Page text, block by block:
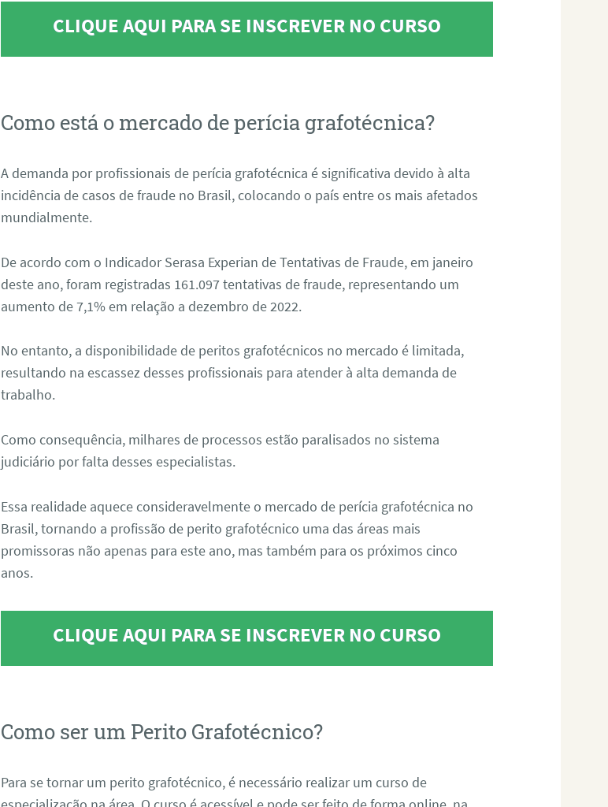
CLIQUE AQUI PARA SE INSCREVER NO CURSO
Como está o mercado de perícia grafotécnica?
A demanda por profissionais de perícia grafotécnica é significativa devido à alta
incidência de casos de fraude no Brasil, colocando o país entre os mais afetados
mundialmente.
De acordo com o Indicador Serasa Experian de Tentativas de Fraude, em janeiro
deste ano, foram registradas 161.097 tentativas de fraude, representando um
aumento de 7,1% em relação a dezembro de 2022.
No entanto, a disponibilidade de peritos grafotécnicos no mercado é limitada,
resultando na escassez desses profissionais para atender à alta demanda de
trabalho.
Como consequência, milhares de processos estão paralisados no sistema
judiciário por falta desses especialistas.
Essa realidade aquece consideravelmente o mercado de perícia grafotécnica no
Brasil, tornando a profissão de perito grafotécnico uma das áreas mais
promissoras não apenas para este ano, mas também para os próximos cinco
anos.
CLIQUE AQUI PARA SE INSCREVER NO CURSO
Como ser um Perito Grafotécnico?
Para se tornar um perito grafotécnico, é necessário realizar um curso de